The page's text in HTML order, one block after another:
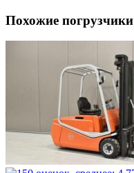
Похожие погрузчики